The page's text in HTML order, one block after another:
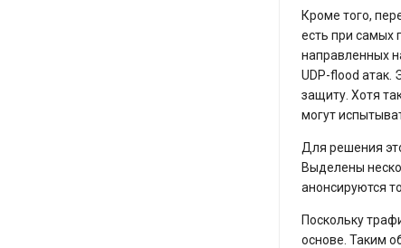
Кроме того,
есть при самых
направленных
UDP-flood атак.
защиту. Хотя
могут
Для решения
Выделены
анонсируются
Поскольку
основе. Таким